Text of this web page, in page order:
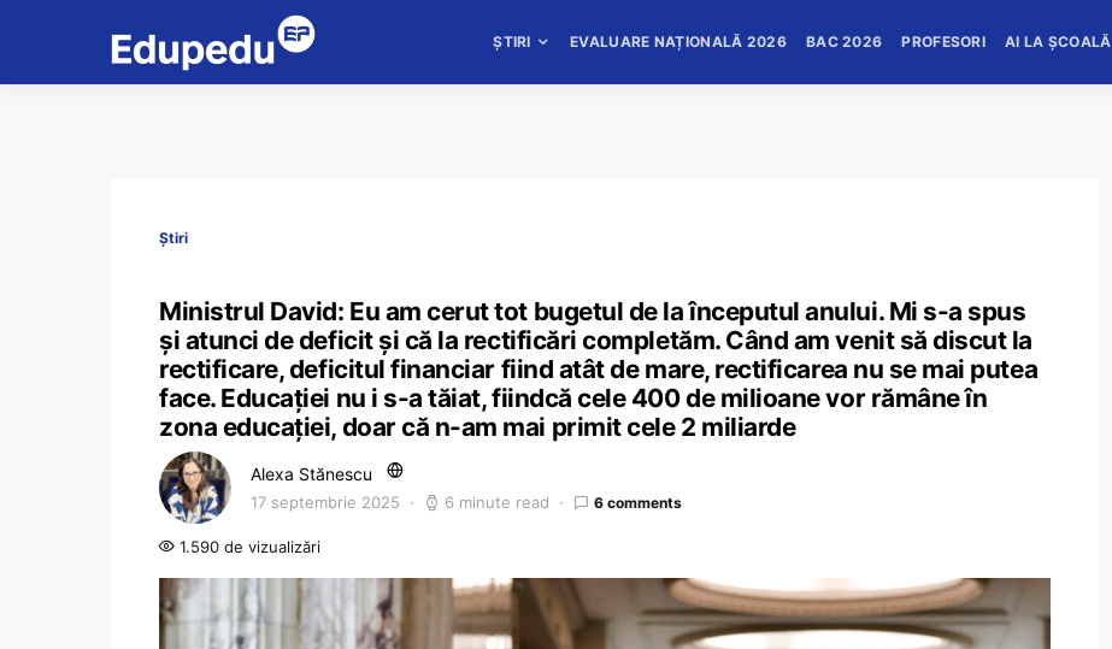
ȘTIRI EVALUARE NAȚIONALĂ 2026 BAC 2026 PROFESORI AI LA ȘCOALĂ
Știri
Ministrul David: Eu am cerut tot bugetul de la începutul anului. Mi s-a spus
și atunci de deficit și că la rectificări completăm. Când am venit să discut la
rectificare, deficitul financiar fiind atât de mare, rectificarea nu se mai putea
face. Educației nu i s-a tăiat, fiindcă cele 400 de milioane vor rămâne în
zona educației, doar că n-am mai primit cele 2 miliarde
Alexa Stănescu
17 septembrie 2025 6 minute read 6 comments
1.590 de vizualizări